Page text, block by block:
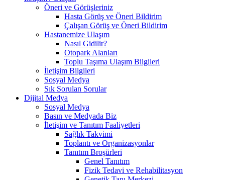
Öneri ve Görüşleriniz
Hasta Görüş ve Öneri Bildirim
Çalışan Görüş ve Öneri Bildirim
Hastanemize Ulaşım
Nasıl Gidilir?
Otopark Alanları
Toplu Taşıma Ulaşım Bilgileri
İletişim Bilgileri
Sosyal Medya
Sık Sorulan Sorular
Dijital Medya
Sosyal Medya
Basın ve Medyada Biz
İletişim ve Tanıtım Faaliyetleri
Sağlık Takvimi
Toplantı ve Organizasyonlar
Tanıtım Broşürleri
Genel Tanıtım
Fizik Tedavi ve Rehabilitasyon